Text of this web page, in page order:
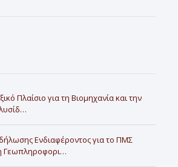
Πλαίσιο για τη Βιομηχανία και την
Ενδιαφέροντος για το ΠΜΣ
Γεωπληροφορι…